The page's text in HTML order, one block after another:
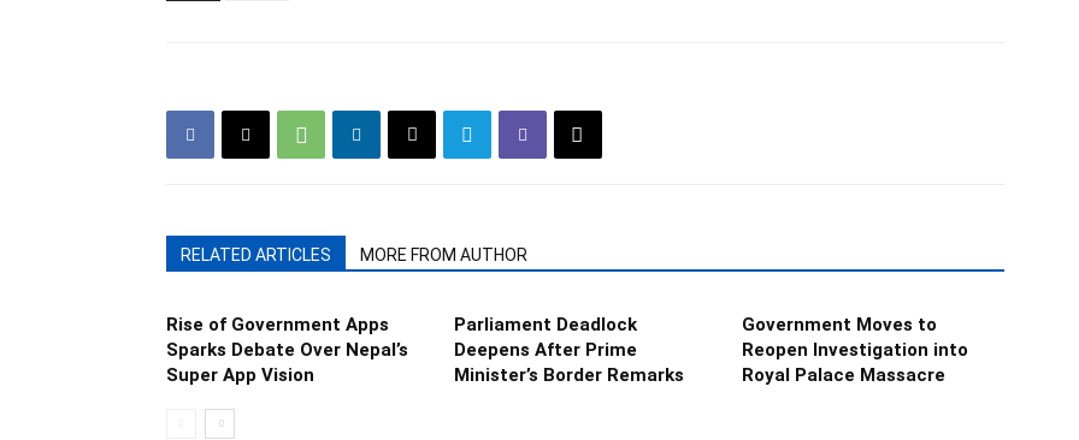
RELATED ARTICLES MORE FROM AUTHOR
Rise of Government Apps
Sparks Debate Over Nepal’s
Super App Vision
Parliament Deadlock
Deepens After Prime
Minister’s Border Remarks
Government Moves to
Reopen Investigation into
Royal Palace Massacre